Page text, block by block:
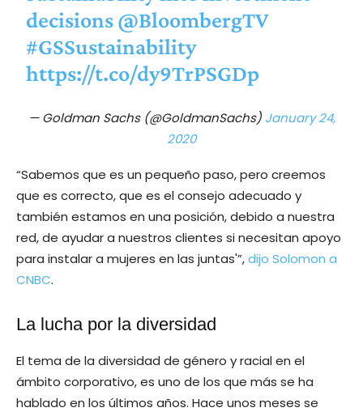
decisions@BloombergTV
#GSSustainability
https://t.co/dy9TrPSGDp
— Goldman Sachs (@GoldmanSachs) January 24,
2020
“Sabemos que es un pequeño paso, pero creemos
que es correcto, que es el consejo adecuado y
también estamos en una posición, debido a nuestra
red, de ayudar a nuestros clientes si necesitan apoyo
para instalar a mujeres en las juntas'”,dijo Solomon a
CNBC.
La lucha por la diversidad
El tema de la diversidad de género y racial en el
ámbito corporativo, es uno de los que más se ha
hablado en los últimos años. Hace unos meses se